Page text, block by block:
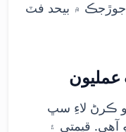
۾ بيحد فٽ
ڪرڻ لاءِ سڀ
آهي. قيمتي ۽